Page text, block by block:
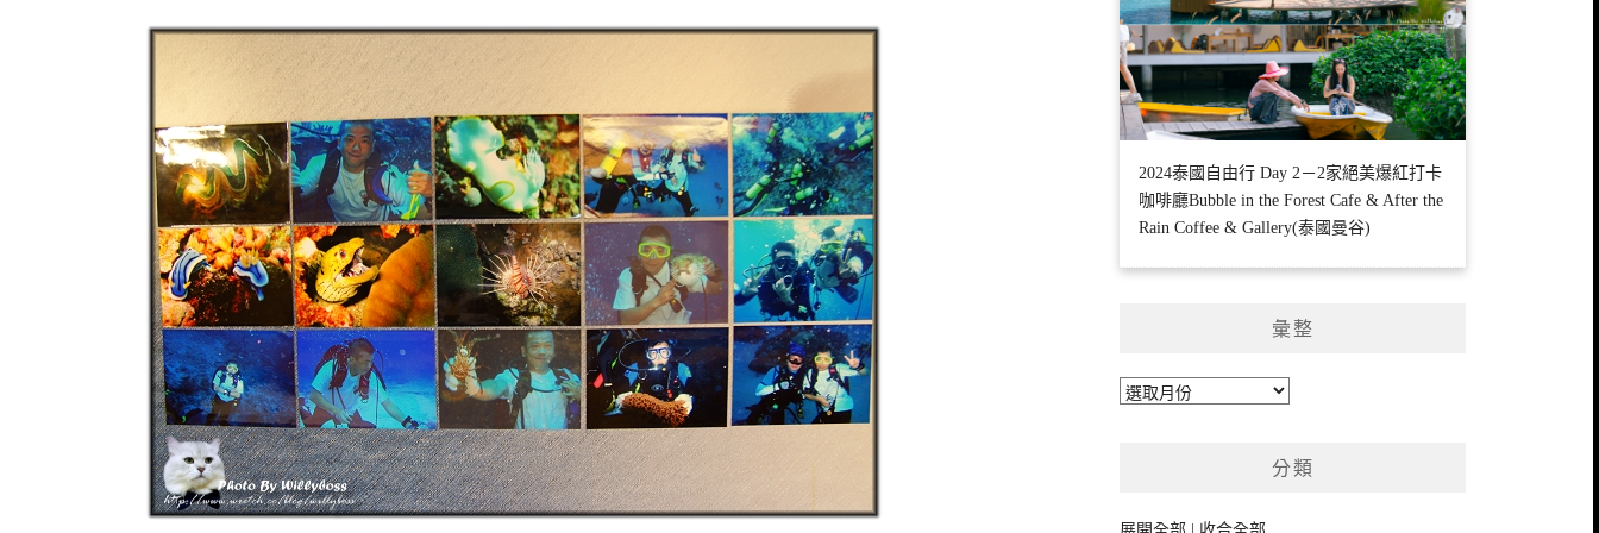
2024泰國自由行 Day 2－2家絕美爆紅打卡
咖啡廳Bubble in the Forest Cafe & After the
Rain Coffee & Gallery(泰國曼谷)
彙整
彙
分類